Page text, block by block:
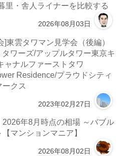
里・舎人ライナーを比較する
2026年08月03日
]東雲タワマン見学会（後編）
ワーズ/アップルタワー東京キ
ャナルファーストタワ
Residence/プラウドシティ
クス
2023年02月27日
年8月時点の相場 ～バブル
マンションマニア】
2026年08月02日